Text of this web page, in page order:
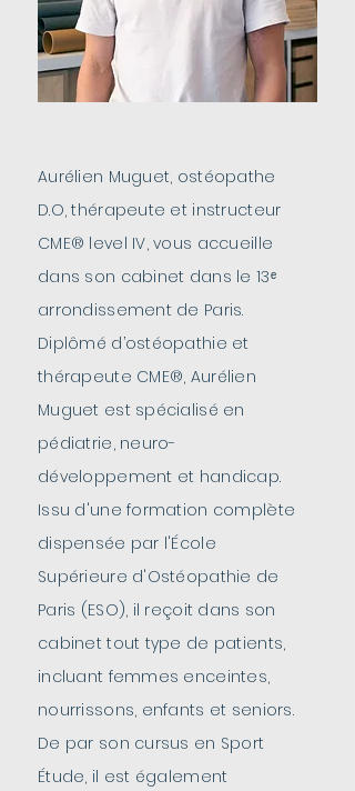
Aurélien Muguet, ostéopathe
D.O, thérapeute et instructeur
CME® level IV, vous accueille
dans son cabinet dans le 13ᵉ
arrondissement de Paris.
Diplômé d’ostéopathie et
thérapeute CME®, Aurélien
Muguet est spécialisé en
pédiatrie, neuro-
développement et handicap.
Issu d'une formation complète
dispensée par l'École
Supérieure d'Ostéopathie de
Paris (ESO), il reçoit dans son
cabinet tout type de patients,
incluant femmes enceintes,
nourrissons, enfants et seniors.
De par son cursus en Sport
Étude, il est également